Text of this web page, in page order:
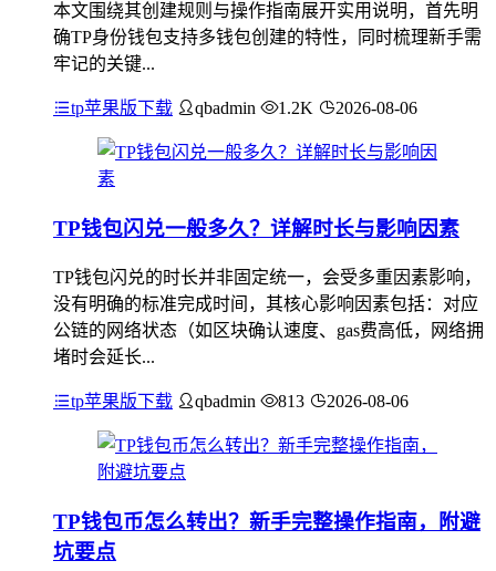
本文围绕其创建规则与操作指南展开实用说明，首先明
确TP身份钱包支持多钱包创建的特性，同时梳理新手需
牢记的关键...
tp苹果版下载 qbadmin 1.2K 2026-08-06
TP钱包闪兑一般多久？详解时长与影响因素
TP钱包闪兑的时长并非固定统一，会受多重因素影响，
没有明确的标准完成时间，其核心影响因素包括：对应
公链的网络状态（如区块确认速度、gas费高低，网络拥
堵时会延长...
tp苹果版下载 qbadmin 813 2026-08-06
TP钱包币怎么转出？新手完整操作指南，附避
坑要点